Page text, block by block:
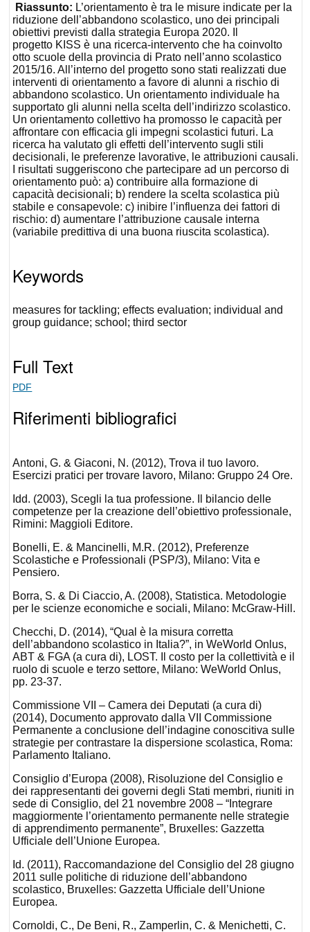
Riassunto: L’orientamento è tra le misure indicate per la
riduzione dell’abbandono scolastico, uno dei principali
obiettivi previsti dalla strategia Europa 2020. Il
progetto KISS è una ricerca-intervento che ha coinvolto
otto scuole della provincia di Prato nell’anno scolastico
2015/16. All’interno del progetto sono stati realizzati due
interventi di orientamento a favore di alunni a rischio di
abbandono scolastico. Unorientamento individuale ha
supportato gli alunni nella scelta dell’indirizzo scolastico.
Unorientamento collettivo ha promosso le capacità per
affrontare con efficacia gli impegni scolastici futuri. La
ricerca ha valutato gli effetti dell’intervento suglistili
decisionali, le preferenze lavorative, leattribuzioni causali.
I risultati suggeriscono che partecipare ad un percorso di
orientamento può: a) contribuire alla formazione di
capacità decisionali; b) rendere la scelta scolastica più
stabile e consapevole: c) inibire l’influenza dei fattori di
rischio: d) aumentare l’attribuzione causale interna
(variabile predittiva di una buona riuscita scolastica).
Keywords
measures for tackling; effects evaluation; individual and
group guidance; school; third sector
Full Text
PDF
Riferimenti bibliografici
Antoni, G. & Giaconi, N. (2012), Trova il tuo lavoro.
Esercizi pratici per trovare lavoro, Milano: Gruppo 24 Ore.
Idd. (2003), Scegli la tua professione. Il bilancio delle
competenze per la creazione dell’obiettivo professionale,
Rimini: Maggioli Editore.
Bonelli, E. & Mancinelli, M.R. (2012), Preferenze
Scolastiche e Professionali (PSP/3), Milano: Vita e
Pensiero.
Borra, S. & Di Ciaccio, A. (2008), Statistica. Metodologie
per le scienze economiche e sociali, Milano: McGraw-Hill.
Checchi, D. (2014), “Qual è la misura corretta
dell’abbandono scolastico in Italia?”, in WeWorld Onlus,
ABT & FGA (a cura di), LOST. Il costo per la collettività e il
ruolo di scuole e terzo settore, Milano: WeWorld Onlus,
pp. 23-37.
Commissione VII – Camera dei Deputati (a cura di)
(2014), Documento approvato dalla VII Commissione
Permanente a conclusione dell’indagine conoscitiva sulle
strategie per contrastare la dispersione scolastica, Roma:
Parlamento Italiano.
Consiglio d’Europa (2008), Risoluzione del Consiglio e
dei rappresentanti dei governi degli Stati membri, riuniti in
sede di Consiglio, del 21 novembre 2008 – “Integrare
maggiormente l’orientamento permanente nelle strategie
di apprendimento permanente”, Bruxelles: Gazzetta
Ufficiale dell’Unione Europea.
Id. (2011), Raccomandazione del Consiglio del 28 giugno
2011 sulle politiche di riduzione dell’abbandono
scolastico, Bruxelles: Gazzetta Ufficiale dell’Unione
Europea.
Cornoldi, C., De Beni, R., Zamperlin, C. & Menichetti, C.